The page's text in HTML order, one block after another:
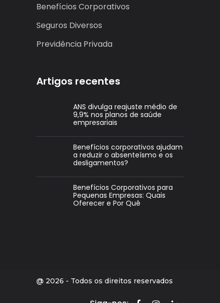
Benefícios Corporativos
Seguros Diversos
Previdência Privada
Artigos recentes
ANS divulga reajuste médio de
9,9% nos planos de saúde
empresariais
Benefícios corporativos ajudam
a reduzir o absenteísmo e os
desligamentos?
Benefícios Corporativos para
Pequenas Empresas: Quais
Oferecer e Por Quê
@ 2026 - Todos os direitos reservados